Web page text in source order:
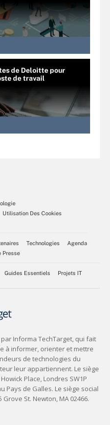
de Deloitte pour
de travail
Utilisation Des Cookies
Technologies
Agenda
Presse
Guides Essentiels Projets IT